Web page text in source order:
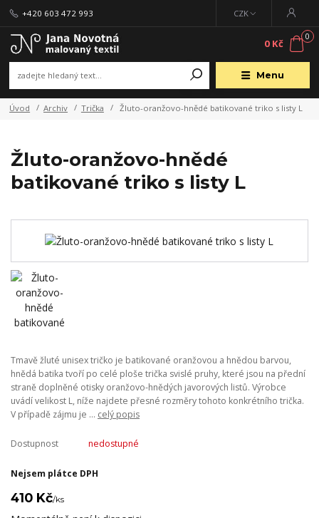
Menu
CZK
+420 603 472 993
0
0 Kč
Úvod Archiv Trička Žluto-oranžovo-hnědé batikované triko s listy L
Žluto-oranžovo-hnědé
batikované triko s listy L
Tmavě žluté unisex tričko je batikované oranžovou a hnědou barvou,
hnědá batika tvoří po celé ploše trička svislé pruhy, které jsou na přední
straně doplněné otisky oranžovo-hnědých javorových listů. Výrobce
uvádí velikost L, níže najdete přesné rozměry tohoto konkrétního trička.
V případě zájmu je ... celý popis
Dostupnost nedostupné
Nejsem plátce DPH
410 Kč/ks